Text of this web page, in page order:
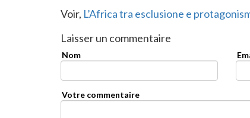
Voir, L’Africa tra esclusione e
Laisser un commentaire
Nom
Votre commentaire